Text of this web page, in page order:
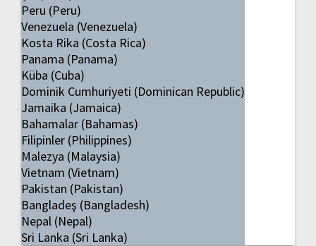
Peru (Peru)
Venezuela (Venezuela)
Kosta Rika (Costa Rica)
Panama (Panama)
Küba (Cuba)
Dominik Cumhuriyeti (Dominican Republic)
Jamaika (Jamaica)
Bahamalar (Bahamas)
Filipinler (Philippines)
Malezya (Malaysia)
Vietnam (Vietnam)
Pakistan (Pakistan)
Bangladeş (Bangladesh)
Nepal (Nepal)
Sri Lanka (Sri Lanka)